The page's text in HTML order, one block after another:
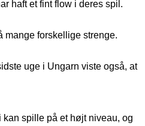
haft et fint flow i deres spil.
mange forskellige strenge.
uge i Ungarn viste også, at
kan spille på et højt niveau, og